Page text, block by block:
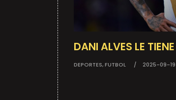
DANI ALVES LE
DEPORTES, FUTBOL 2025-09-19